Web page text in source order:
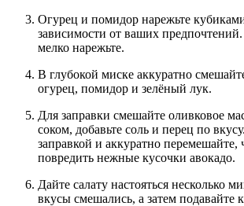
Огурец и помидор нарежьте
зависимости от ваших
мелко нарежьте.
В глубокой миске аккуратно
огурец, помидор и зелёный лук.
Для заправки смешайте оливковое
соком, добавьте соль и перец по
заправкой и аккуратно перемешайте,
повредить нежные кусочки авокадо.
Дайте салату настояться несколько
вкусы смешались, а затем подавайте к